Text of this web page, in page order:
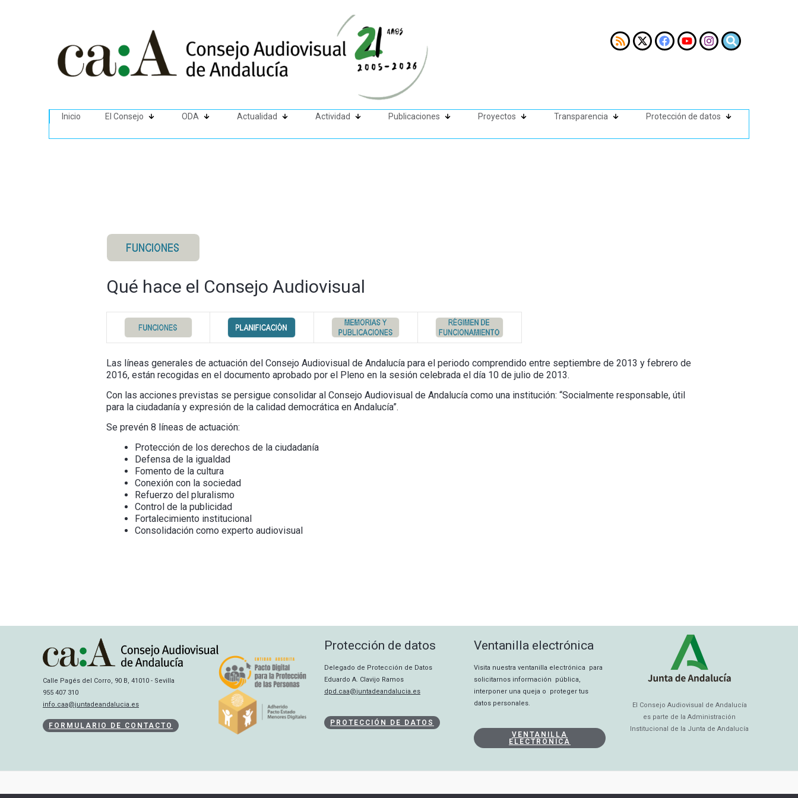
Inicio El Consejo ODA Actualidad Actividad Publicaciones Proyectos Transparencia Protección de datos
Qué hace el Consejo Audiovisual
Las líneas generales de actuación del Consejo Audiovisual de Andalucía para el periodo comprendido entre septiembre de 2013 y febrero de
2016, están recogidas en el documento aprobado por el Pleno en la sesión celebrada el día 10 de julio de 2013.
Con las acciones previstas se persigue consolidar al Consejo Audiovisual de Andalucía como una institución: “Socialmente responsable, útil
para la ciudadanía y expresión de la calidad democrática en Andalucía”.
Se prevén 8 líneas de actuación:
Protección de los derechos de la ciudadanía
Defensa de la igualdad
Fomento de la cultura
Conexión con la sociedad
Refuerzo del pluralismo
Control de la publicidad
Fortalecimiento institucional
Consolidación como experto audiovisual
Calle Pagés del Corro, 90 B, 41010 - Sevilla
955 407 310
info.caa@juntadeandalucia.es
FORMULARIO DE CONTACTO
Protección de datos
Delegado de Protección de Datos
Eduardo A. Clavijo Ramos
dpd.caa@juntadeandalucia.es
PROTECCIÓN DE DATOS
Ventanilla electrónica
Visita nuestra ventanilla electrónica para
solicitarnos información pública,
interponer una queja o proteger tus
datos personales.
VENTANILLA
ELECTRÓNICA
El Consejo Audiovisual de Andalucía
es parte de la Administración
Institucional de la Junta de Andalucía